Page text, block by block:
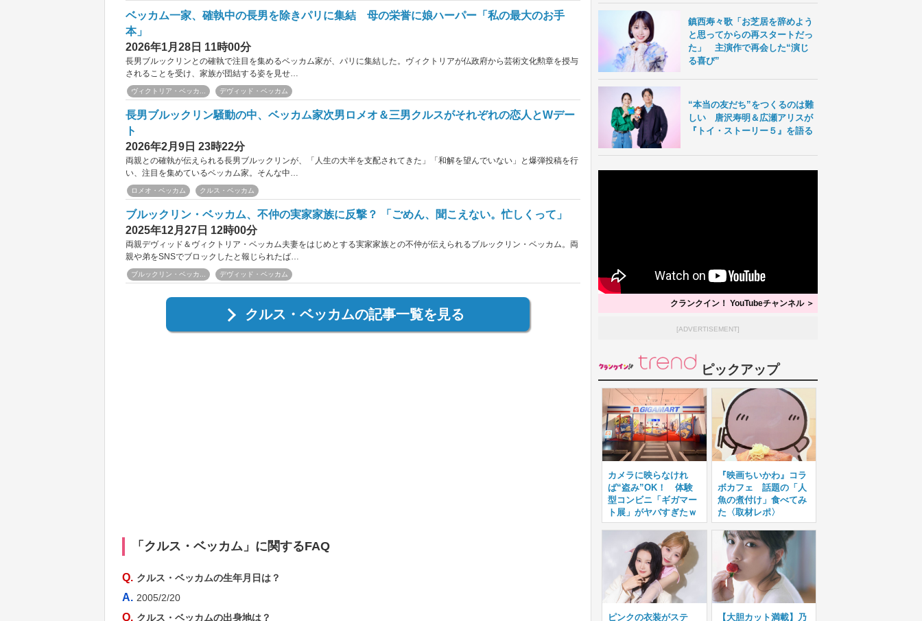
ベッカム一家、確執中の長男を除きパリに集結 母の栄誉に娘ハーパー「私の最大のお手
本」
2026年1月28日 11時00分
長男ブルックリンとの確執で注目を集めるベッカム家が、パリに集結した。ヴィクトリアが仏政府から芸術文化勲章を授与
されることを受け、家族が団結する姿を見せ…
ヴィクトリア・ベッカ... デヴィッド・ベッカム
長男ブルックリン騒動の中、ベッカム家次男ロメオ＆三男クルスがそれぞれの恋人とWデー
ト
2026年2月9日 23時22分
両親との確執が伝えられる長男ブルックリンが、「人生の大半を支配されてきた」「和解を望んでいない」と爆弾投稿を行
い、注目を集めているベッカム家。そんな中…
ロメオ・ベッカム クルス・ベッカム
ブルックリン・ベッカム、不仲の実家家族に反撃？ 「ごめん、聞こえない。忙しくって」
2025年12月27日 12時00分
両親デヴィッド＆ヴィクトリア・ベッカム夫妻をはじめとする実家家族との不仲が伝えられるブルックリン・ベッカム。両
親や弟をSNSでブロックしたと報じられたば…
ブルックリン・ベッカ... デヴィッド・ベッカム
クルス・ベッカムの記事一覧を見る
「クルス・ベッカム」に関するFAQ
Q. クルス・ベッカムの生年月日は？
A. 2005/2/20
Q. クルス・ベッカムの出身地は？
鎮西寿々歌「お芝居を辞めよう
と思ってからの再スタートだっ
た」 主演作で再会した“演じ
る喜び”
“本当の友だち”をつくるのは難
しい 唐沢寿明＆広瀬アリスが
『トイ・ストーリー５』を語る
クランクイン！ YouTubeチャンネル ＞
[ADVERTISEMENT]
ピックアップ
カメラに映らなけれ
ば“盗み”OK！ 体験
型コンビニ「ギガマー
ト展」がヤバすぎたｗ
『映画ちいかわ』コラ
ボカフェ 話題の「人
魚の煮付け」食べてみ
た〈取材レポ〉
ピンクの衣装がステ 【大胆カット満載】乃